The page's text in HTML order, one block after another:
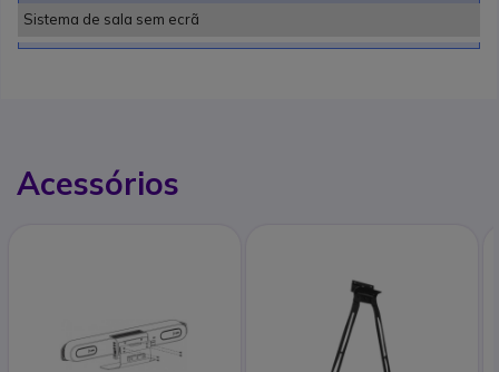
Sistema de sala sem ecrã
Acessórios